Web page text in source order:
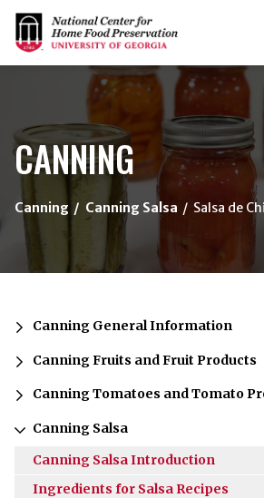
{/exp:channel:entires}
CANNING
Canning Canning Salsa Salsa de
Canning General Information
Canning Fruits and Fruit Products
Canning Tomatoes and Tomato
Canning Salsa
Canning Salsa Introduction
Ingredients for Salsa Recipes